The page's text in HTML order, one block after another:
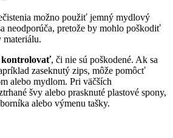
možno použiť jemný mydlový
neodporúča, pretože by mohlo poškodiť
materiálu.
kontrolovať, či nie sú poškodené. Ak sa
zaseknutý zips, môže pomôcť
alebo mydlom. Pri väčších
švy alebo prasknuté plastové spony,
alebo výmenu tašky.